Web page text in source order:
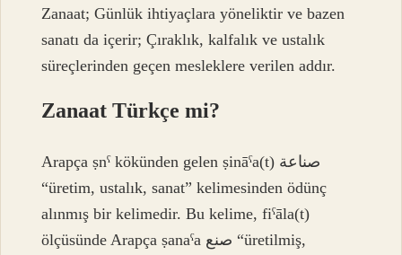
Zanaat; Günlük ihtiyaçlara yöneliktir ve bazen
sanatı da içerir; Çıraklık, kalfalık ve ustalık
süreçlerinden geçen mesleklere verilen addır.
Zanaat Türkçe mi?
Arapça ṣnˁ kökünden gelen ṣināˁa(t) صناعة
“üretim, ustalık, sanat” kelimesinden ödünç
alınmış bir kelimedir. Bu kelime, fiˁāla(t)
ölçüsünde Arapça ṣanaˁa صنع “üretilmiş,